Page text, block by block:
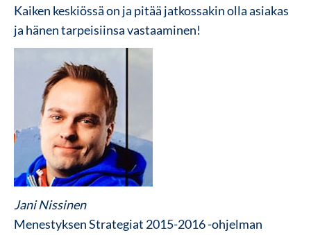
Kaiken keskiössä on ja pitää jatkossakin olla asiakas
ja hänen tarpeisiinsa vastaaminen!
Jani Nissinen
Menestyksen Strategiat 2015-2016 -ohjelman